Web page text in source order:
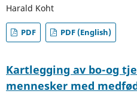
Harald Koht
PDF PDF (English)
Kartlegging av bo-og
mennesker med